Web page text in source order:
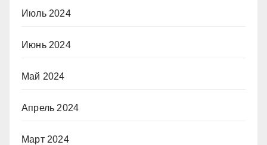
Июль 2024
Июнь 2024
Май 2024
Апрель 2024
Март 2024